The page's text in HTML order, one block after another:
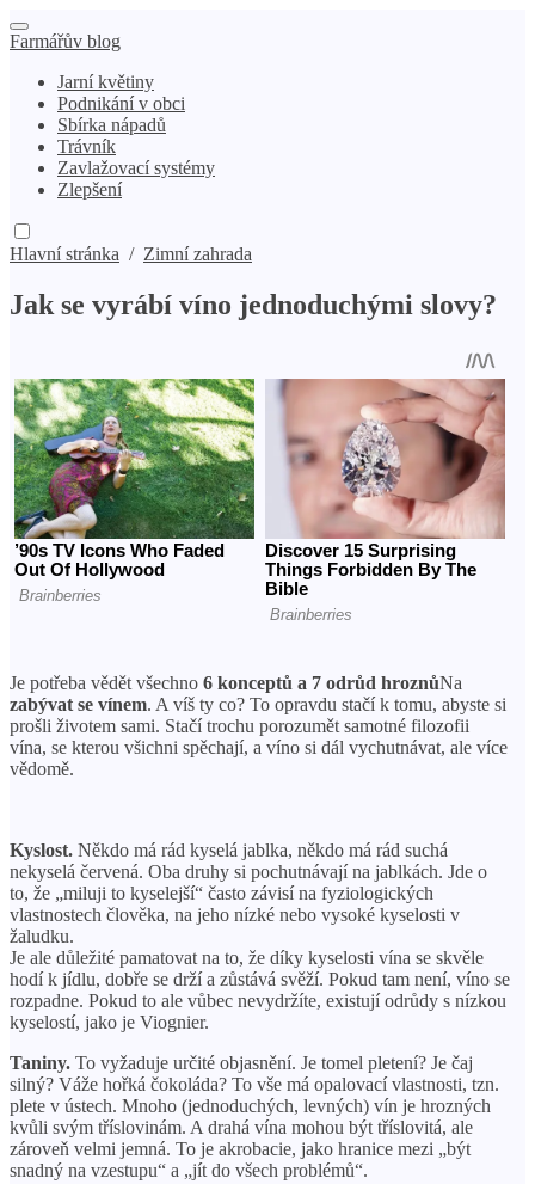
Farmářův blog
Jarní květiny
Podnikání v obci
Sbírka nápadů
Trávník
Zavlažovací systémy
Zlepšení
Hlavní stránka / Zimní zahrada
Jak se vyrábí víno jednoduchými slovy?
Je potřeba vědět všechno 6 konceptů a 7 odrůd hroznůNa
zabývat se vínem. A víš ty co? To opravdu stačí k tomu, abyste si
prošli životem sami. Stačí trochu porozumět samotné filozofii
vína, se kterou všichni spěchají, a víno si dál vychutnávat, ale více
vědomě.
Kyslost. Někdo má rád kyselá jablka, někdo má rád suchá
nekyselá červená. Oba druhy si pochutnávají na jablkách. Jde o
to, že „miluji to kyselejší“ často závisí na fyziologických
vlastnostech člověka, na jeho nízké nebo vysoké kyselosti v
žaludku.
Je ale důležité pamatovat na to, že díky kyselosti vína se skvěle
hodí k jídlu, dobře se drží a zůstává svěží. Pokud tam není, víno se
rozpadne. Pokud to ale vůbec nevydržíte, existují odrůdy s nízkou
kyselostí, jako je Viognier.
Taniny. To vyžaduje určité objasnění. Je tomel pletení? Je čaj
silný? Váže hořká čokoláda? To vše má opalovací vlastnosti, tzn.
plete v ústech. Mnoho (jednoduchých, levných) vín je hrozných
kvůli svým tříslovinám. A drahá vína mohou být tříslovitá, ale
zároveň velmi jemná. To je akrobacie, jako hranice mezi „být
snadný na vzestupu“ a „jít do všech problémů“.